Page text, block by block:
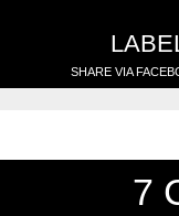
SHARE VIA
7